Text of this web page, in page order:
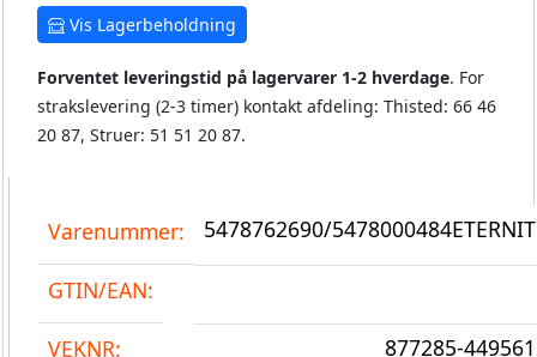
Vis Lagerbeholdning
Forventet leveringstid på lagervarer 1-2 hverdage. For
strakslevering (2-3 timer) kontakt afdeling: Thisted: 66 46
20 87, Struer: 51 51 20 87.
Varenummer: 5478762690/5478000484ETERNIT
GTIN/EAN:
VEKNR: 877285-449561